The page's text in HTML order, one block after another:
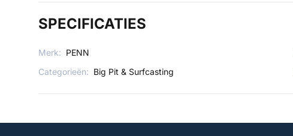
SPECIFICATIES
Merk: PENN
Categorieën: Big Pit & Surfcasting